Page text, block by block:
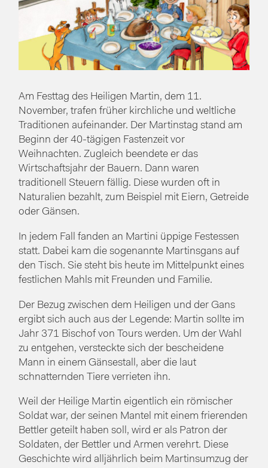
Am Festtag des Heiligen Martin, dem 11.
November, trafen früher kirchliche und weltliche
Traditionen aufeinander. Der Martinstag stand am
Beginn der 40-tägigen Fastenzeit vor
Weihnachten. Zugleich beendete er das
Wirtschaftsjahr der Bauern. Dann waren
traditionell Steuern fällig. Diese wurden oft in
Naturalien bezahlt, zum Beispiel mit Eiern, Getreide
oder Gänsen.
In jedem Fall fanden an Martini üppige Festessen
statt. Dabei kam die sogenannte Martinsgans auf
den Tisch. Sie steht bis heute im Mittelpunkt eines
festlichen Mahls mit Freunden und Familie.
Der Bezug zwischen dem Heiligen und der Gans
ergibt sich auch aus der Legende: Martin sollte im
Jahr 371 Bischof von Tours werden. Um der Wahl
zu entgehen, versteckte sich der bescheidene
Mann in einem Gänsestall, aber die laut
schnatternden Tiere verrieten ihn.
Weil der Heilige Martin eigentlich ein römischer
Soldat war, der seinen Mantel mit einem frierenden
Bettler geteilt haben soll, wird er als Patron der
Soldaten, der Bettler und Armen verehrt. Diese
Geschichte wird alljährlich beim Martinsumzug der